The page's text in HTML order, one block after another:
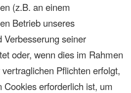
(z.B. an einem
Betrieb unseres
seiner
oder, wenn dies im Rahmen
Pflichten erfolgt,
Cookies erforderlich ist, um